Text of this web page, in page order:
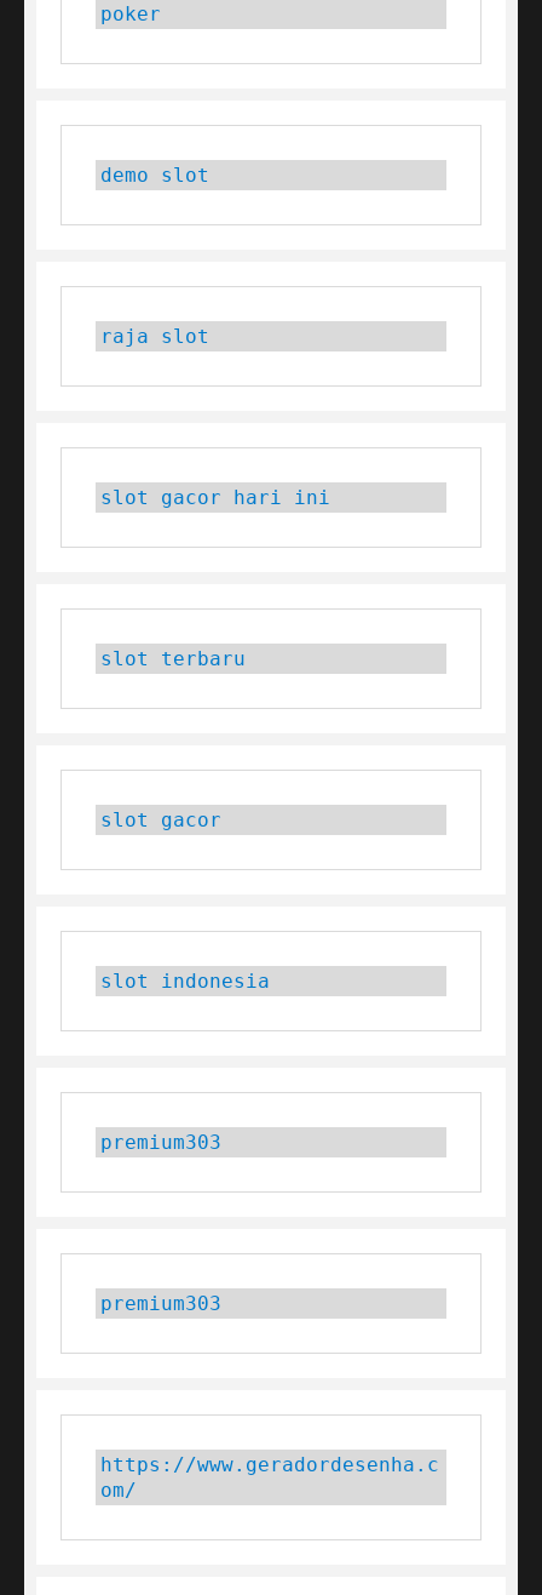
poker
demo slot
raja slot
slot gacor hari ini
slot terbaru
slot gacor
slot indonesia
premium303
premium303
https://www.geradordesenha.c
om/